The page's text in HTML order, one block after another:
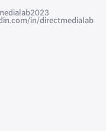
in/directmedialab